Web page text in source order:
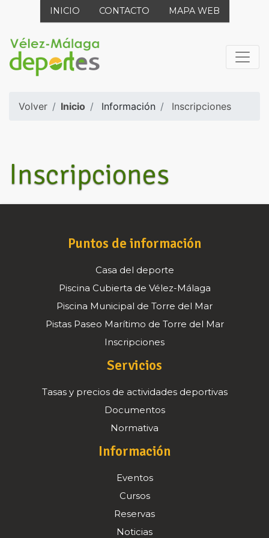
INICIO CONTACTO MAPA WEB
Volver Inicio Información Inscripciones
Inscripciones
Puntos de información
Casa del deporte
Piscina Cubierta de Vélez-Málaga
Piscina Municipal de Torre del Mar
Pistas Paseo Marítimo de Torre del Mar
Inscripciones
Servicios
Tasas y precios de actividades deportivas
Documentos
Normativa
Información
Eventos
Cursos
Reservas
Noticias